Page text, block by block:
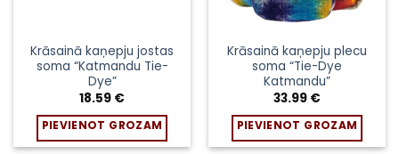
Krāsainā kaņepju jostas
soma “Katmandu Tie-
Dye”
18.59 €
PIEVIENOT GROZAM
Krāsainā kaņepju plecu
soma “Tie-Dye
Katmandu”
33.99 €
PIEVIENOT GROZAM